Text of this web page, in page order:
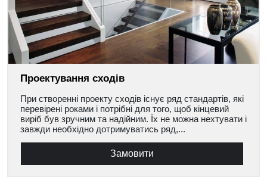
Facebook
ViberTelegramWhatsAppPinterest
Проектування сходів
При створенні проекту сходів існує ряд стандартів, які
перевірені роками і потрібні для того, щоб кінцевий
виріб був зручним та надійним. Їх не можна нехтувати і
завжди необхідно дотримуватись ряд,...
Замовити